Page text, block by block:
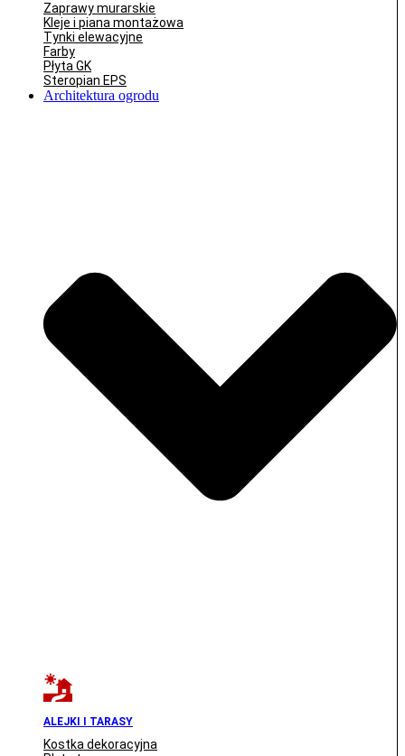
Zaprawy murarskie
Kleje i piana montażowa
Tynki elewacyjne
Farby
Płyta GK
Steropian EPS
Architektura ogrodu
ALEJKI I TARASY
Kostka dekoracyjna